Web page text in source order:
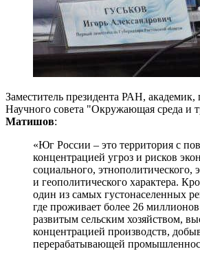
Заместитель президента РАН, академик,
Научного совета "Окружающая среда и
Матишов:
«Юг России – это территория с
концентрацией угроз и рисков
социального, этнополитического,
и геополитического характера.
один из самых густонаселенных
где проживает более 26
развитым сельским хозяйством,
концентрацией производств,
перерабатывающей